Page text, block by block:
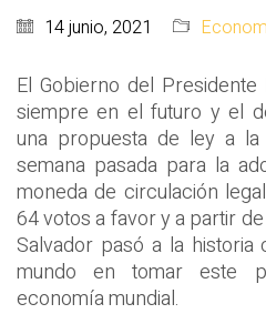
14 junio, 2021
El Gobierno del
siempre en el futuro y el
una propuesta de ley a la
semana pasada para la
moneda de circulación
64 votos a favor y a partir
Salvador pasó a la
mundo en tomar este
economía mundial.